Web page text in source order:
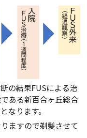
の結果FUSによる治
ある新百合ヶ丘総合
なります。
ますので剃髪させて